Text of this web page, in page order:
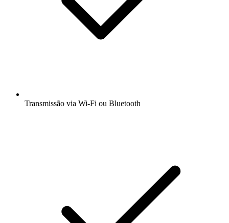
Transmissão via Wi-Fi ou Bluetooth